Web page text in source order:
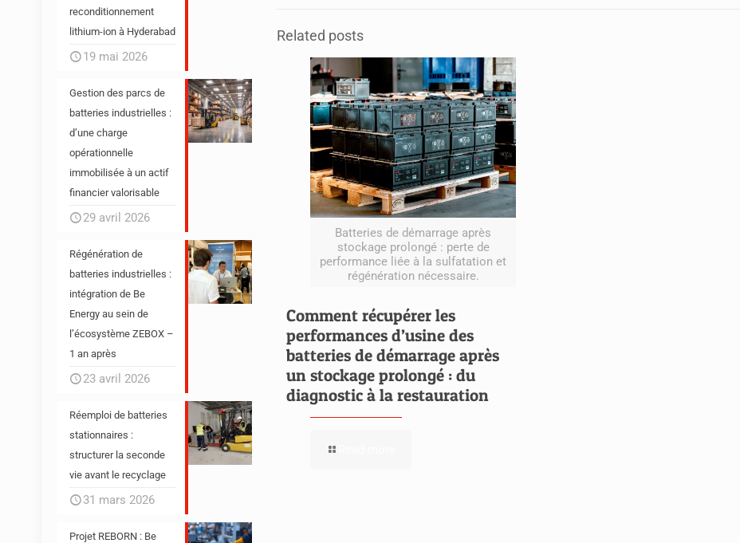
Related posts
Batteries de démarrage après
stockage prolongé : perte de
performance liée à la sulfatation et
régénération nécessaire.
Comment récupérer les
performances d’usine des
batteries de démarrage après
un stockage prolongé : du
diagnostic à la restauration
reconditionnement
lithium-ion à Hyderabad
19 mai 2026
Gestion des parcs de
batteries industrielles :
d’une charge
opérationnelle
immobilisée à un actif
financier valorisable
29 avril 2026
Régénération de
batteries industrielles :
intégration de Be
Energy au sein de
l’écosystème ZEBOX –
1 an après
23 avril 2026
Réemploi de batteries
stationnaires :
structurer la seconde
vie avant le recyclage
31 mars 2026
Projet REBORN : Be